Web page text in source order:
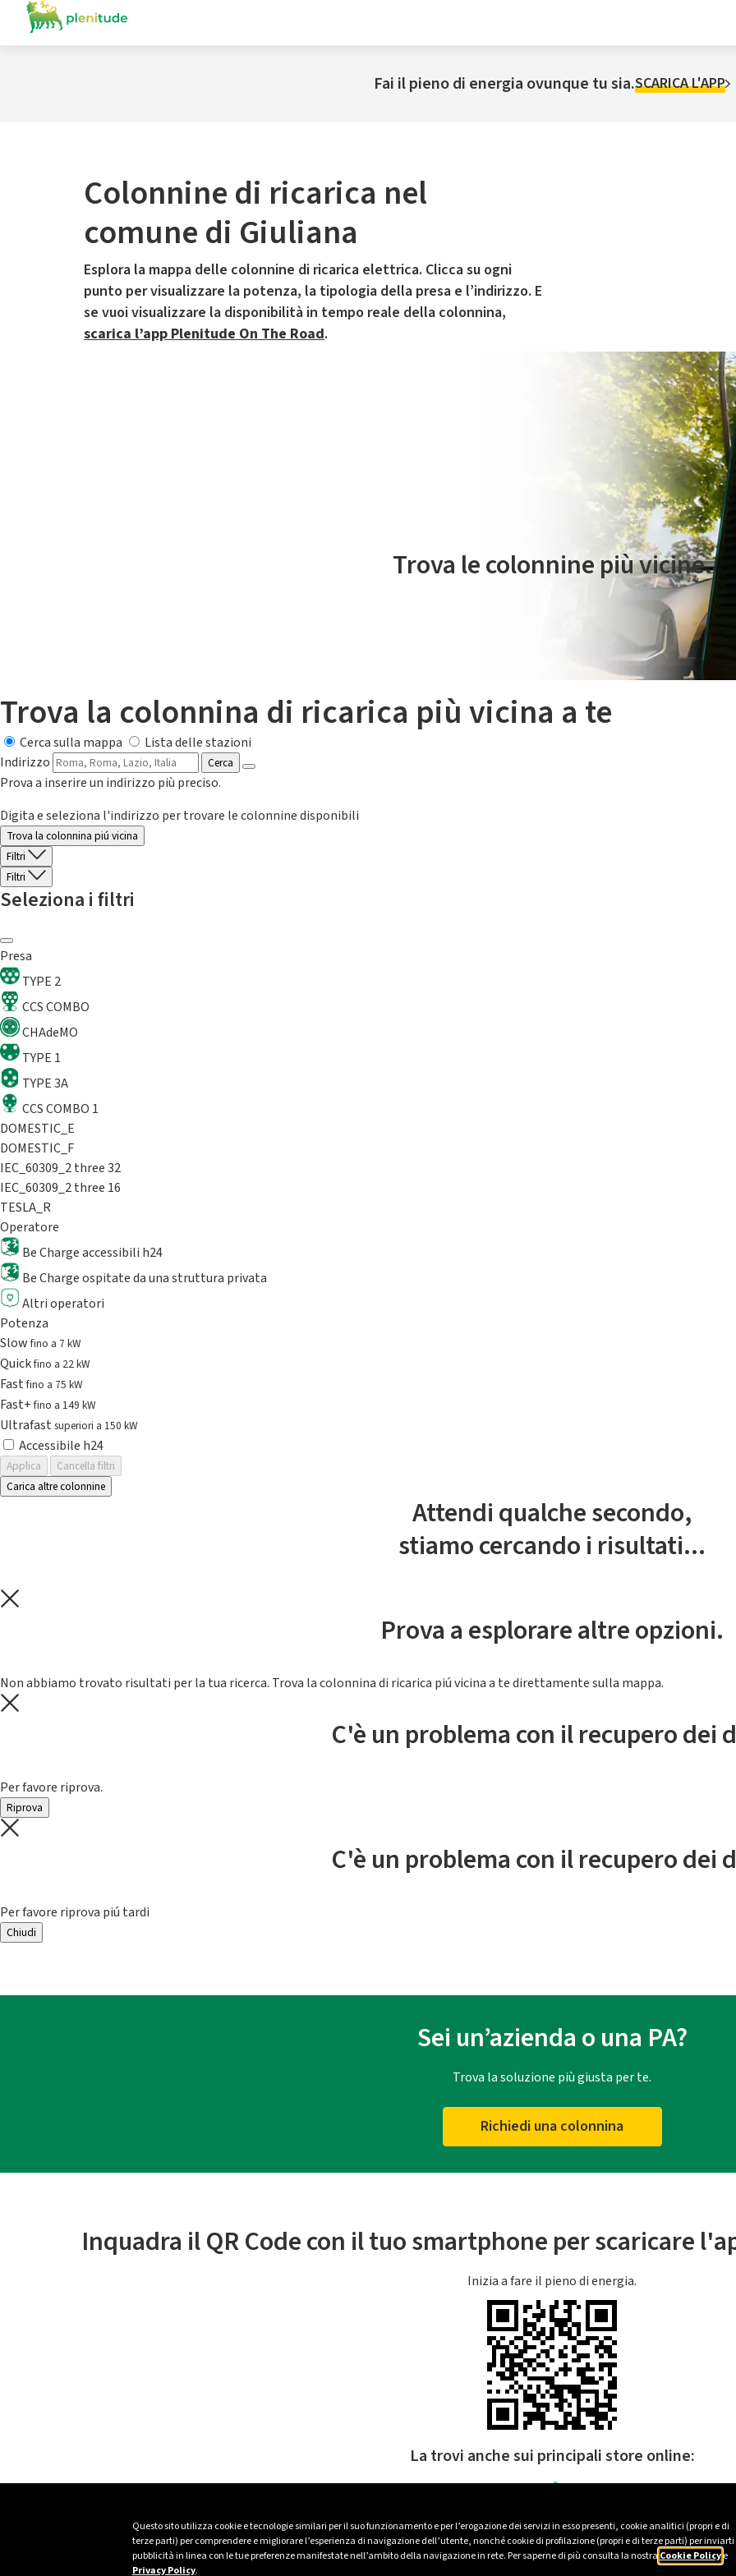
Questo sito utilizza cookie e tecnologie similari per il suo funzionamento e per l’erogazione dei servizi in esso presenti, cookie analitici (propri e di
terze parti) per comprendere e migliorare l’esperienza di navigazione dell’utente, nonché cookie di profilazione (propri e di terze parti) per inviarti
pubblicità in linea con le tue preferenze manifestate nell’ambito della navigazione in rete. Per saperne di più consulta la nostra Cookie Policye
Privacy Policy.
Fai il pieno di energia ovunque tu sia.SCARICA L'APP
Colonnine di ricarica nel
comune di Giuliana
Esplora la mappa delle colonnine di ricarica elettrica. Clicca su ogni
punto per visualizzare la potenza, la tipologia della presa e l’indirizzo. E
se vuoi visualizzare la disponibilità in tempo reale della colonnina,
scarica l’app Plenitude On The Road.
Il servizio di mobilità elettrica è gestito da Plenitude On The Road
Trova le colonnine più vicine.
Trova la colonnina di ricarica più vicina a te
Cerca sulla mappa
Lista delle stazioni
Indirizzo
Cerca
Prova a inserire un indirizzo più preciso.
Digita e seleziona l'indirizzo per trovare le colonnine disponibili
Trova la colonnina piú vicina
Filtri
Filtri
Seleziona i filtri
Presa
TYPE 2
CCS COMBO
CHAdeMO
TYPE 1
TYPE 3A
CCS COMBO 1
DOMESTIC_E
DOMESTIC_F
IEC_60309_2 three 32
IEC_60309_2 three 16
TESLA_R
Operatore
Be Charge accessibili h24
Be Charge ospitate da una struttura privata
Altri operatori
Potenza
Slowfino a 7 kW
Quickfino a 22 kW
Fastfino a 75 kW
Fast+fino a 149 kW
Ultrafast superiori a 150 kW
Accessibile h24
Applica
Cancella filtri
Carica altre colonnine
Attendi qualche secondo,
stiamo cercando i risultati...
Prova a esplorare altre opzioni.
Non abbiamo trovato risultati per la tua ricerca. Trova la colonnina di ricarica piú vicina a te direttamente sulla mappa.
C'è un problema con il recupero dei
Per favore riprova.
Riprova
C'è un problema con il recupero dei
Per favore riprova piú tardi
Chiudi
Sei un’azienda o una PA?
Trova la soluzione più giusta per te.
Richiedi una colonnina
Inquadra il QR Code con il tuo smartphone per scaricare
Inizia a fare il pieno di energia.
La trovi anche sui principali store online: